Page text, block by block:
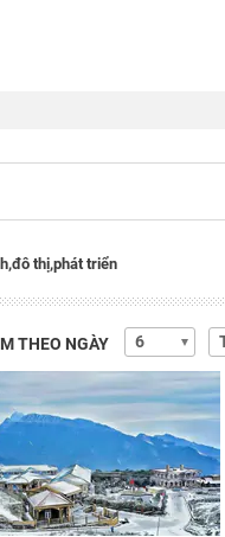
đô thị,phát triển
THEO NGÀY